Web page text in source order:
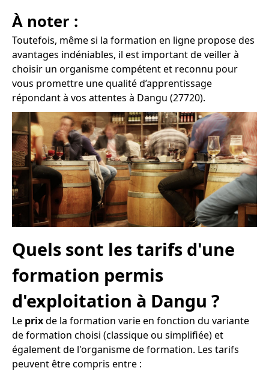
À noter :
Toutefois, même si la formation en ligne propose des
avantages indéniables, il est important de veiller à
choisir un organisme compétent et reconnu pour
vous promettre une qualité d’apprentissage
répondant à vos attentes à Dangu (27720).
Quels sont les tarifs d'une
formation permis
d'exploitation à Dangu ?
Le prixde la formation varie en fonction du variante
de formation choisi (classique ou simplifiée) et
également de l'organisme de formation. Les tarifs
peuvent être compris entre :